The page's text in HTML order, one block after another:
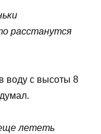
расстанутся
воду с высоты 8
лететь